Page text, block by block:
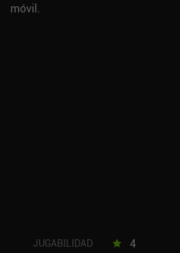
móvil.
JUGABILIDAD 4